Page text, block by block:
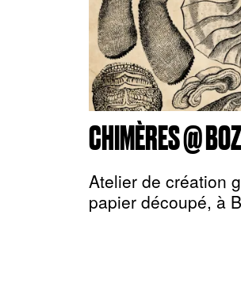
CHIMÈRES @
Atelier de création
papier découpé, à